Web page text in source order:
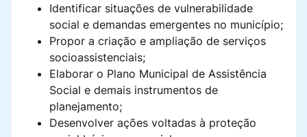
Identificar situações de vulnerabilidade
social e demandas emergentes no município;
Propor a criação e ampliação de serviços
socioassistenciais;
Elaborar o Plano Municipal de Assistência
Social e demais instrumentos de
planejamento;
Desenvolver ações voltadas à proteção